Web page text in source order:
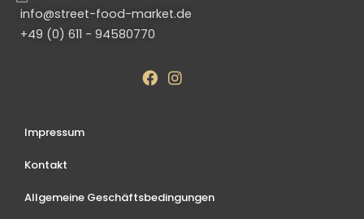
info@street-food-market.de
+49 (0) 611 - 94580770
Impressum
Kontakt
Allgemeine Geschäftsbedingungen